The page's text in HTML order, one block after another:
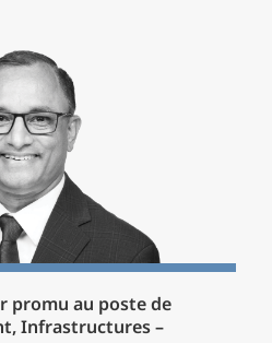
promu au poste de
Infrastructures –